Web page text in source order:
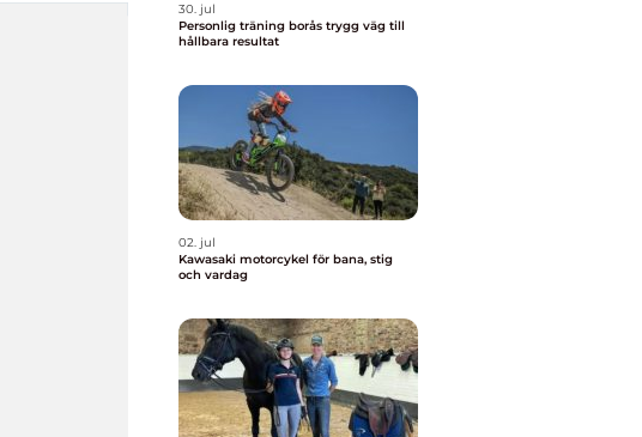
30. jul
Personlig träning borås trygg väg till
hållbara resultat
02. jul
Kawasaki motorcykel för bana, stig
och vardag